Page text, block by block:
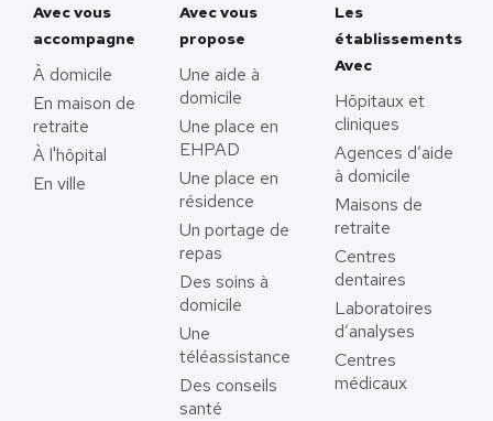
Avec vous
accompagne
À domicile
En maison de
retraite
À l'hôpital
En ville
Avec vous
propose
Une aide à
domicile
Une place en
EHPAD
Une place en
résidence
Un portage de
repas
Des soins à
domicile
Une
téléassistance
Des conseils
santé
Les
établissements
Avec
Hôpitaux et
cliniques
Agences d’aide
à domicile
Maisons de
retraite
Centres
dentaires
Laboratoires
d’analyses
Centres
médicaux